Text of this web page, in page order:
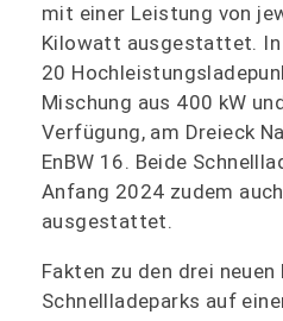
mit einer Leistung von
Kilowatt ausgestattet. In
20
Mischung aus 400 kW
Verfügung, am Dreieck
EnBW 16. Beide
Anfang 2024 zudem
ausgestattet.
Fakten zu den drei neuen
Schnellladeparks auf